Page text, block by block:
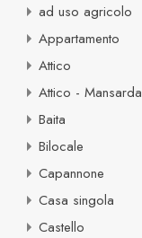
ad uso agricolo
Appartamento
Attico
Attico - Mansarda
Baita
Bilocale
Capannone
Casa singola
Castello